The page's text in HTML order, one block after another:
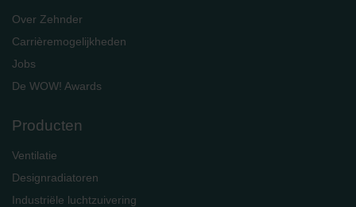
Over Zehnder
Carrièremogelijkheden
Jobs
De WOW! Awards
Producten
Ventilatie
Designradiatoren
Industriële luchtzuivering